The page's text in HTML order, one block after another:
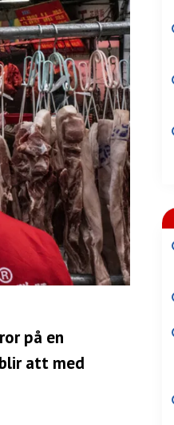
på en
att med